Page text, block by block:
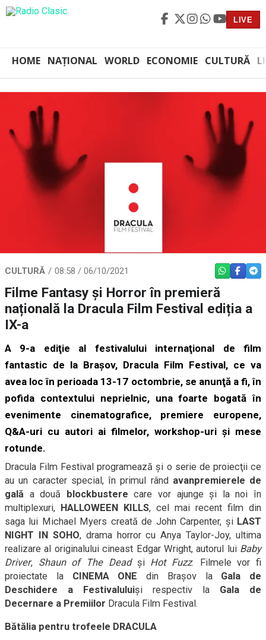
LIVE
HOME NAȚIONAL WORLD ECONOMIE CULTURĂ
CULTURĂ 08:58 / 06/10/2021 WHATSAPP
Filme Fantasy și Horror în premieră
națională la Dracula Film Festival ediția a
IX-a
A 9-a ediţie al festivalului internaţional de film
fantastic de la Braşov, Dracula Film Festival, ce va
avea loc în perioada 13-17 octombrie, se anunţă a fi, în
pofida contextului neprielnic, una foarte bogată în
evenimente cinematografice, premiere europene,
Q&A-uri cu autori ai filmelor, workshop-uri şi mese
rotunde.
Dracula Film Festival programează și o serie de proiecţii ce
au un caracter special, în primul rând avanpremierele de
gală a două blockbustere care vor ajunge şi la noi în
multiplexuri, HALLOWEEN KILLS, cel mai recent film din
saga lui Michael Myers creată de John Carpenter, şi LAST
NIGHT IN SOHO, drama horror cu Anya Taylor-Joy, ultima
realizare al originalului cineast Edgar Wright, autorul lui Baby
Driver, Shaun of The Deadşi Hot Fuzz. Filmele vor fi
proiectate la CINEMA ONE din Brașov la Gala de
Deschidere a Festivaluluiși respectiv la Gala de
Decernare a Premiilor Dracula Film Festival.
Bătălia pentru trofeele DRACULA